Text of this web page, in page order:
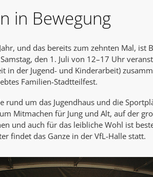
in Bewegung
und das bereits zum zehnten Mal, ist
den 1. Juli von 12–17 Uhr
in der Jugend- und Kinderarbeit)
Familien-Stadtteilfest.
rund um das Jugendhaus und die
Mitmachen für Jung und Alt, auf der
und auch für das leibliche Wohl ist
findet das Ganze in der VfL-Halle statt.